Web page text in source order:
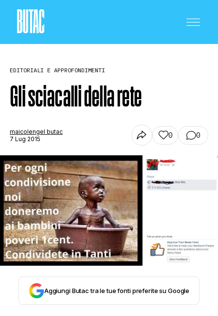
SCIENZA E TECNOLOGIA
SALUTE E MEDICINA
STORIA E CITAZIONI
COMPLOTTI, LEGGENDE URBANE ED
EDITORIALI E APPROFONDIMENTI
Gli sciacalli della rete
maicolengel butac
7 Lug 2015
0 0
Aggiungi Butac tra le tue fonti preferite su Google